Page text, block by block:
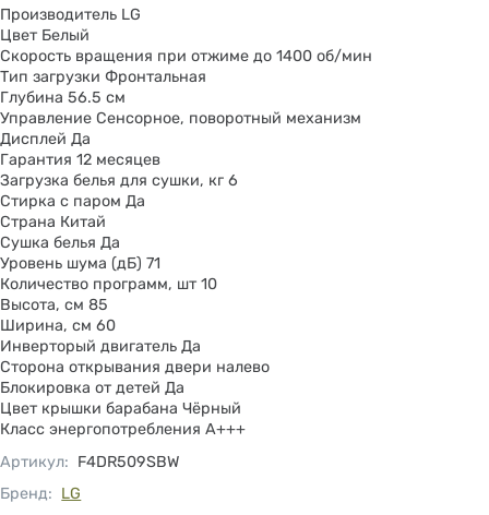
Производитель LG
Цвет Белый
Скорость вращения при отжиме до 1400 об/мин
Тип загрузки Фронтальная
Глубина 56.5 см
Управление Сенсорное, поворотный механизм
Дисплей Да
Гарантия 12 месяцев
Загрузка белья для сушки, кг 6
Стирка с паром Да
Страна Китай
Сушка белья Да
Уровень шума (дБ) 71
Количество программ, шт 10
Высота, см 85
Ширина, см 60
Инверторый двигатель Да
Сторона открывания двери налево
Блокировка от детей Да
Цвет крышки барабана Чёрный
Класс энергопотребления A+++
Артикул: F4DR509SBW
Бренд: LG